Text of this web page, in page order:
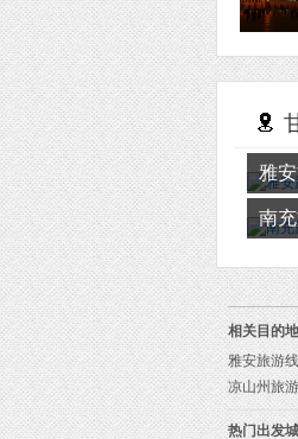
雅
南
相关目的地
雅安旅游
凉山州旅
热门出发